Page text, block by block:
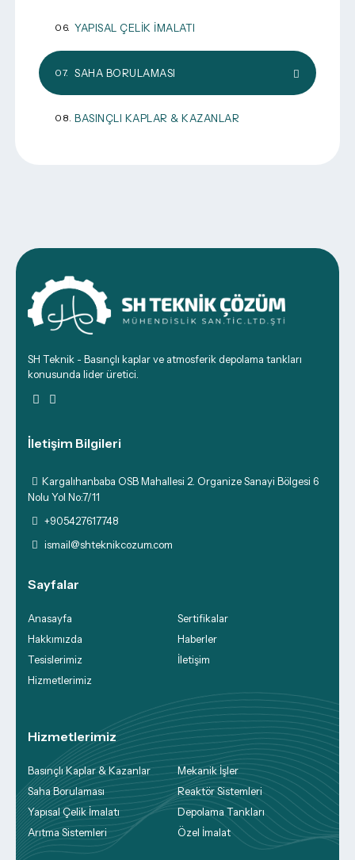
YAPISAL ÇELIK İMALATI
SAHA BORULAMASI
BASINÇLI KAPLAR & KAZANLAR
SH Teknik - Basınçlı kaplar ve atmosferik depolama tankları
konusunda lider üretici.
İletişim Bilgileri
Kargalıhanbaba OSB Mahallesi 2. Organize Sanayi Bölgesi 6
Nolu Yol No:7/11
+905427617748
ismail@shteknikcozum.com
Sayfalar
Anasayfa
Hakkımızda
Tesislerimiz
Hizmetlerimiz
Sertifikalar
Haberler
İletişim
Hizmetlerimiz
Basınçlı Kaplar & Kazanlar
Saha Borulaması
Yapısal Çelik İmalatı
Arıtma Sistemleri
Mekanik İşler
Reaktör Sistemleri
Depolama Tankları
Özel İmalat